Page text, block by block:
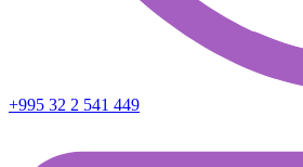
+995 32 2 541 449